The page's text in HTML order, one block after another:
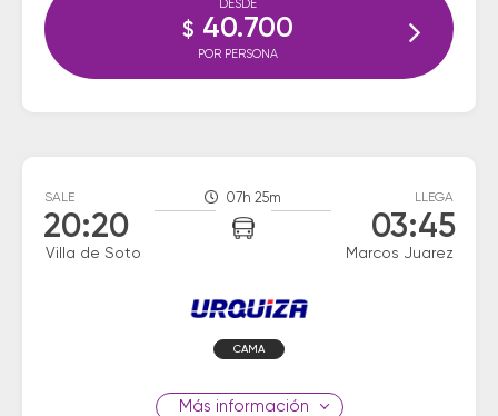
DESDE
$ 40.700
POR PERSONA
SALE
20:20
Villa de Soto
07h 25m LLEGA
03:45
Marcos Juarez
CAMA
información